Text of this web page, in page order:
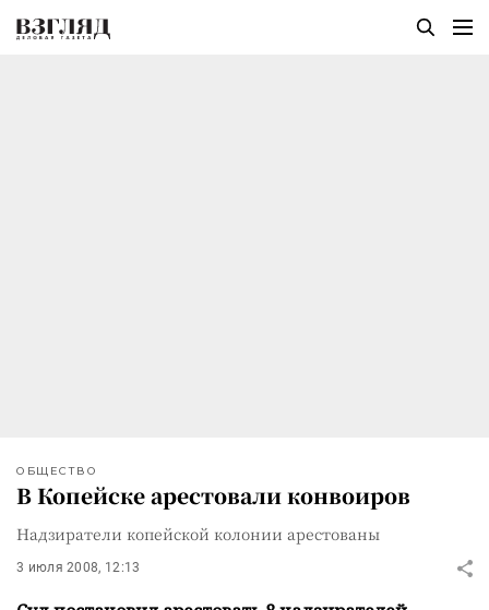
ОБЩЕСТВО
В Копейске арестовали конвоиров
Надзиратели копейской колонии арестованы
3 июля 2008, 12:13